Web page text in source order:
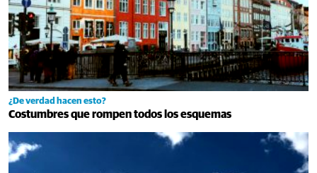
¿De verdad hacen esto?
Costumbres que rompen todos los esquemas